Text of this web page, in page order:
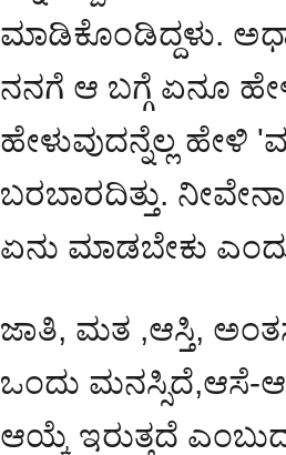
ಮಾಡಿಕೊಂಡಿದ್ದಳು.
ನನಗೆ ಆ ಬಗ್ಗೆ ಏನೂ
ಹೇಳುವುದನ್ನೆಲ್ಲ
ಬರಬಾರದಿತ್ತು.
ಏನು ಮಾಡಬೇಕು
ಜಾತಿ, ಮತ ,ಆಸ್ತಿ,
ಒಂದು ಮನಸ್ಸಿದೆ,ಆಸೆ-
ಆಯ್ಕೆ ಇರುತ್ತದೆ